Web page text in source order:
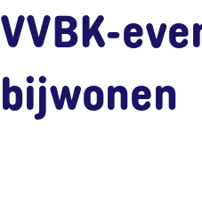
VVBK-
bijwonen